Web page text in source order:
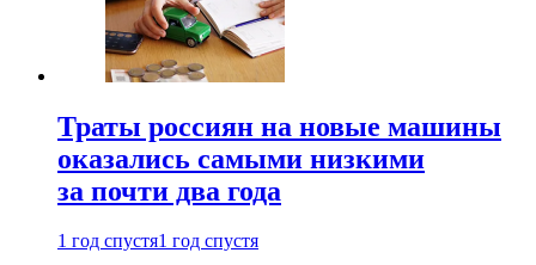
Траты россиян на новые машины
оказались самыми низкими
за почти два года
1 год спустя1 год спустя